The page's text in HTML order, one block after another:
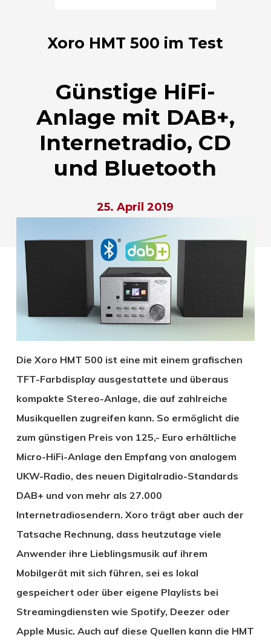
Xoro HMT 500 im Test
Günstige HiFi-
Anlage mit DAB+,
Internetradio, CD
und Bluetooth
25. April 2019
Die Xoro HMT 500 ist eine mit einem grafischen
TFT-Farbdisplay ausgestattete und überaus
kompakte Stereo-Anlage, die auf zahlreiche
Musikquellen zugreifen kann. So ermöglicht die
zum günstigen Preis von 125,- Euro erhältliche
Micro-HiFi-Anlage den Empfang von analogem
UKW-Radio, des neuen Digitalradio-Standards
DAB+ und von mehr als 27.000
Internetradiosendern. Xoro trägt aber auch der
Tatsache Rechnung, dass heutzutage viele
Anwender ihre Lieblingsmusik auf ihrem
Mobilgerät mit sich führen, sei es lokal
gespeichert oder über eigene Playlists bei
Streamingdiensten wie Spotify, Deezer oder
Apple Music. Auch auf diese Quellen kann die HMT